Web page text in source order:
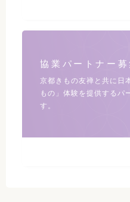
協業パートナー募
京都きもの友禅と共に日
もの」体験を提供するパ
す。